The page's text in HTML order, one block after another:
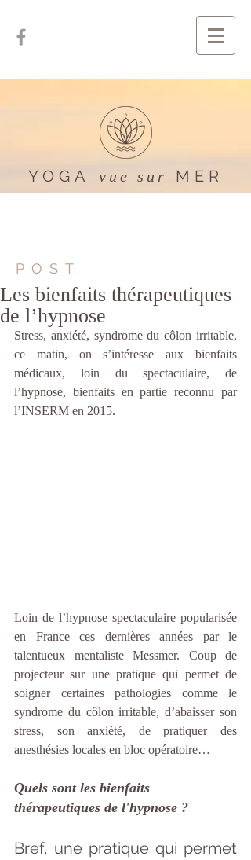
YOGA vue sur MER
POST
Les bienfaits thérapeutiques
de l’hypnose
Stress, anxiété, syndrome du côlon irritable,
ce matin, on s’intéresse aux bienfaits
médicaux, loin du spectaculaire, de
l’hypnose, bienfaits en partie reconnu par
l’INSERM en 2015.
Loin de l’hypnose spectaculaire popularisée
en France ces dernières années par le
talentueux mentaliste Messmer. Coup de
projecteur sur une pratique qui permet de
soigner certaines pathologies comme le
syndrome du côlon irritable, d’abaisser son
stress, son anxiété, de pratiquer des
anesthésies locales en bloc opératoire…
Quels sont les bienfaits
thérapeutiques de l'hypnose ?
Bref, une pratique qui permet